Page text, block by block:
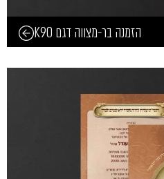
הזמנה בר-מצווה דגם K90